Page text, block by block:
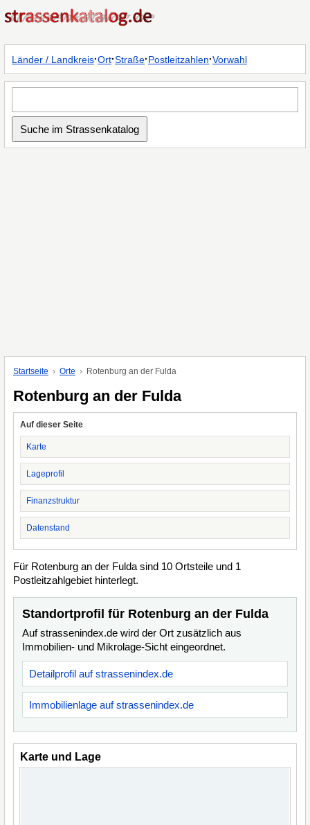
Länder / Landkreis·Ort·Straße·Postleitzahlen·Vorwahl
Startseite Orte Rotenburg an der Fulda
Rotenburg an der Fulda
Auf dieser Seite
Karte
Lageprofil
Finanzstruktur
Datenstand
Für Rotenburg an der Fulda sind 10 Ortsteile und 1
Postleitzahlgebiet hinterlegt.
Standortprofil für Rotenburg an der Fulda
Auf strassenindex.de wird der Ort zusätzlich aus
Immobilien- und Mikrolage-Sicht eingeordnet.
Detailprofil auf strassenindex.de
Immobilienlage auf strassenindex.de
Karte und Lage